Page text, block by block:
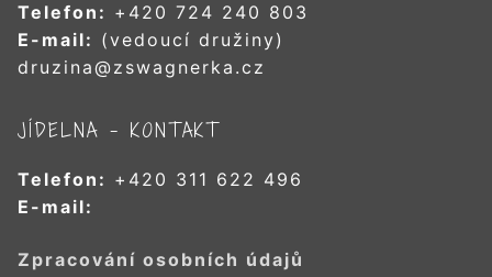
Telefon: +420 724 240 803
E-mail: (vedoucí družiny)
druzina@zswagnerka.cz
JÍDELNA – KONTAKT
Telefon: +420 311 622 496
E-mail:
Zpracování osobních údajů